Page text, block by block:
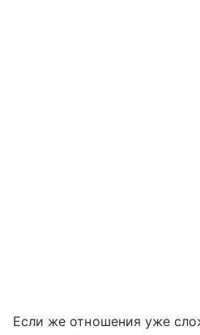
Если же отношения уже